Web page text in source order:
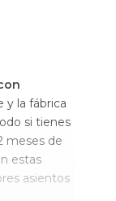
y la fábrica
si tienes
meses de
estas
asientos